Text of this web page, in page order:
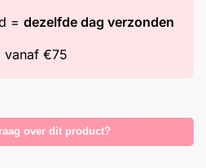
= dezelfde dag verzonden
vanaf €75
over dit product?